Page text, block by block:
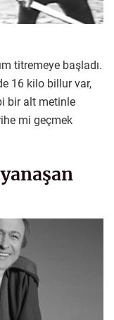
titremeye başladı.
16 kilo billur var,
bir alt metinle
mi geçmek